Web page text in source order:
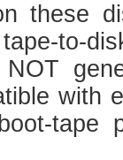
these
to-
with
tape